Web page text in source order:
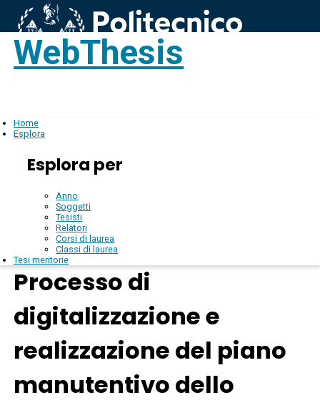
WebThesis
Home
Esplora
Esplora per
Anno
Soggetti
Tesisti
Relatori
Corsi di laurea
Classi di laurea
Tesi meritorie
Processo di
digitalizzazione e
realizzazione del piano
manutentivo dello